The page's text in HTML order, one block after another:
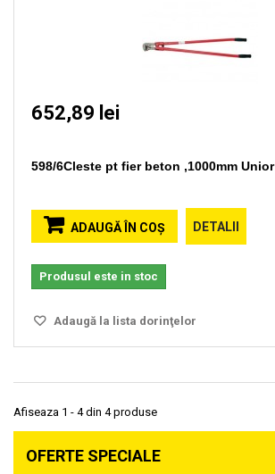
652,89 lei
598/6Cleste pt fier beton ,1000mm Unior
ADAUGĂ ÎN COŞ DETALII
Produsul este in stoc
Adaugă la lista dorinţelor
Afiseaza 1 - 4 din 4 produse
OFERTE SPECIALE